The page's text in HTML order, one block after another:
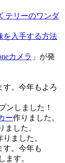
テリーのワンダ
を入手する方法
カメラ 」が発
。今年もよろ
ンしました！
ー作りました。
ました。
りました。
す。今年も
ます。